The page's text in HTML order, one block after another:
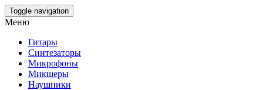
Skip
to
content
Toggle navigation
Меню
Гитары
Синтезаторы
Микрофоны
Микшеры
Наушники